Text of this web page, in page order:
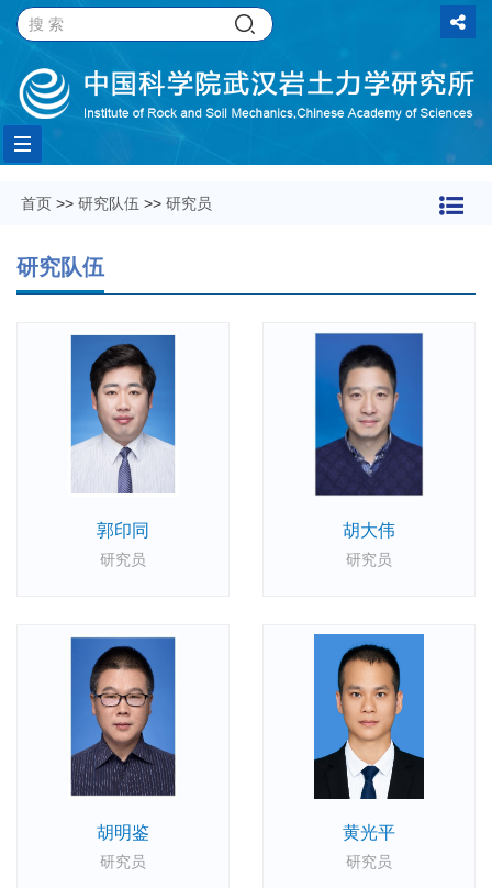
Toggle
navigation
首页 >> 研究队伍 >> 研究员
研究队伍
郭印同
研究员
胡大伟
研究员
胡明鉴
研究员
黄光平
研究员